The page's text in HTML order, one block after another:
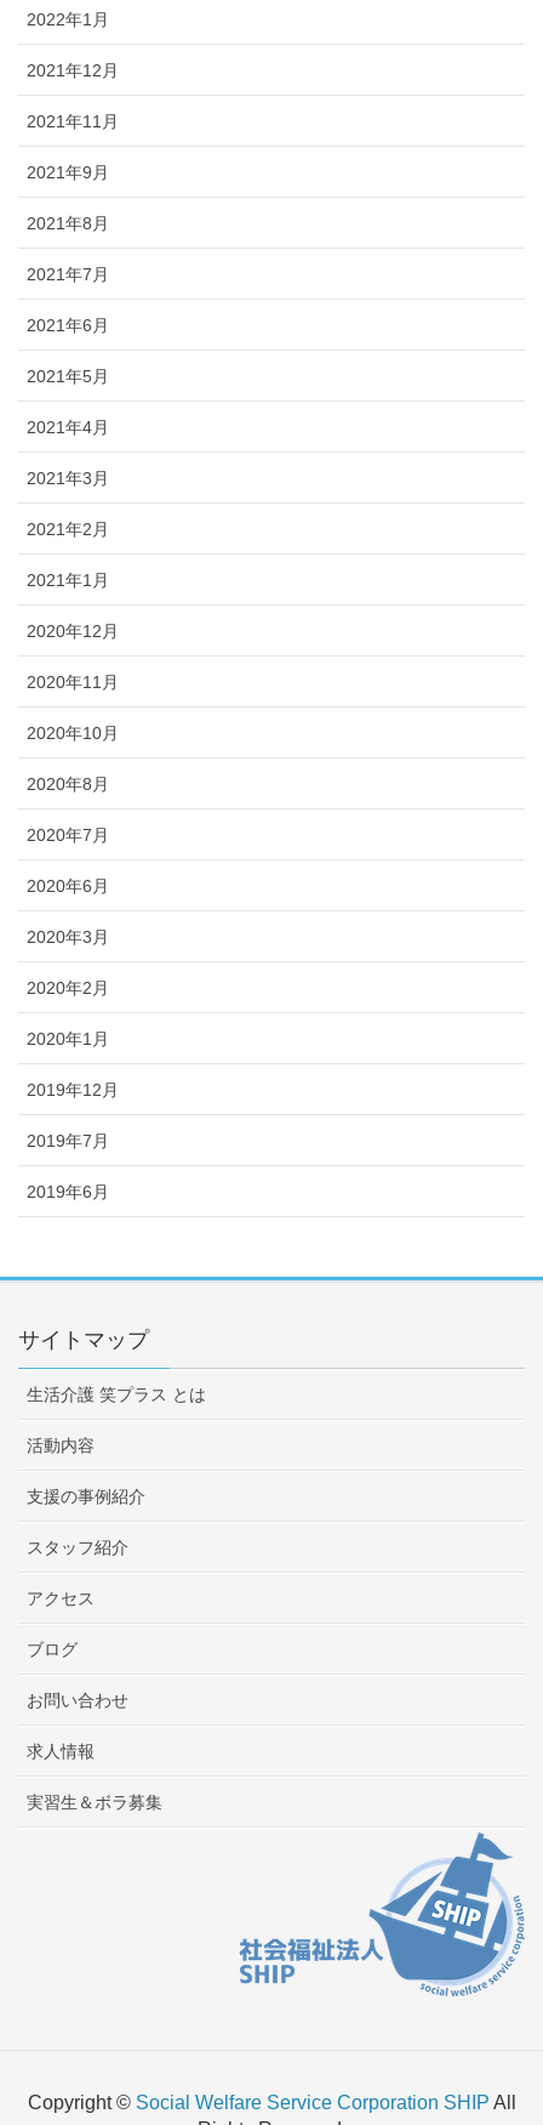
2022年1月
2021年12月
2021年11月
2021年9月
2021年8月
2021年7月
2021年6月
2021年5月
2021年4月
2021年3月
2021年2月
2021年1月
2020年12月
2020年11月
2020年10月
2020年8月
2020年7月
2020年6月
2020年3月
2020年2月
2020年1月
2019年12月
2019年7月
2019年6月
サイトマップ
生活介護 笑プラス とは
活動内容
支援の事例紹介
スタッフ紹介
アクセス
ブログ
お問い合わせ
求人情報
実習生＆ボラ募集
Copyright © Social Welfare Service Corporation SHIP All